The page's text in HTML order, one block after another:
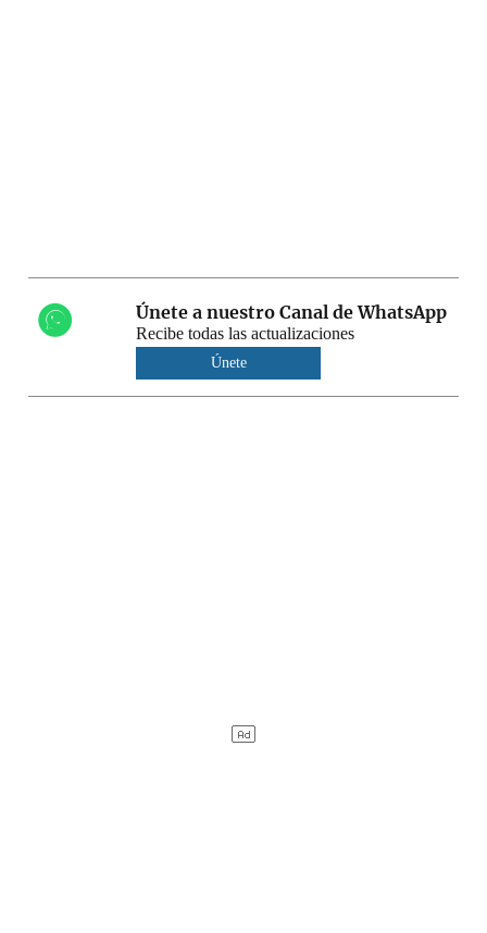
Únete a nuestro Canal de WhatsApp
Recibe todas las actualizaciones
Únete